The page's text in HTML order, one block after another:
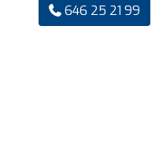
646 25 21 99